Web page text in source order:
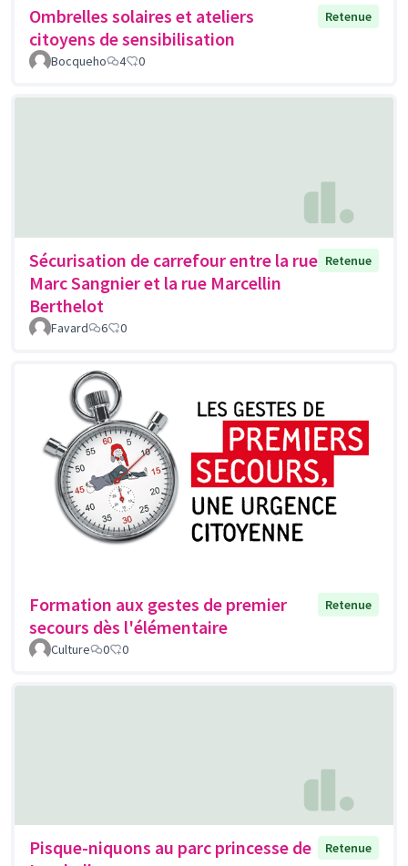
Ombrelles solaires et ateliers
citoyens de sensibilisation
Retenue
Bocqueho 4 0
Sécurisation de carrefour entre la rue
Marc Sangnier et la rue Marcellin
Berthelot
Retenue
Favard 6 0
Formation aux gestes de premier
secours dès l'élémentaire
Retenue
Culture 0 0
Pisque-niquons au parc princesse de
Retenue